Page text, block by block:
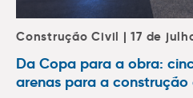
Construção Civil | 17 de
Da Copa para a obra:
arenas para a construção